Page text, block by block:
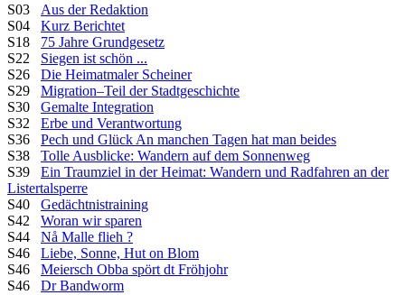
S03 Aus der Redaktion
S04 Kurz Berichtet
S18 75 Jahre Grundgesetz
S22 Siegen ist schön ...
S26 Die Heimatmaler Scheiner
S29 Migration–Teil der Stadtgeschichte
S30 Gemalte Integration
S32 Erbe und Verantwortung
S36 Pech und Glück An manchen Tagen hat man beides
S38 Tolle Ausblicke: Wandern auf dem Sonnenweg
S39 Ein Traumziel in der Heimat: Wandern und Radfahren an der
Listertalsperre
S40 Gedächtnistraining
S42 Woran wir sparen
S44 Nå Malle flieh ?
S46 Liebe, Sonne, Hut on Blom
S46 Meiersch Obba spört dt Fröhjohr
S46 Dr Bandworm